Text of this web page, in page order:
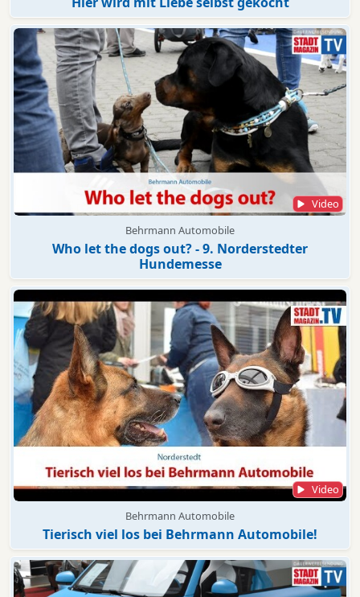
Video
Behrmann Automobile
Who let the dogs out? - 9. Norderstedter
Hundemesse
Video
Behrmann Automobile
Tierisch viel los bei Behrmann Automobile!